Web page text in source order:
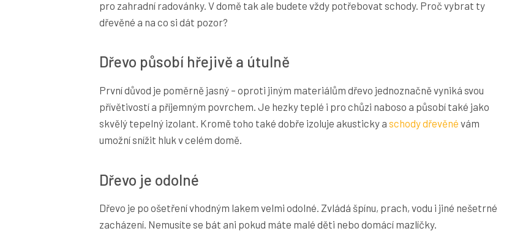
pro zahradní radovánky. V domě tak ale budete vždy potřebovat schody. Proč vybrat ty
dřevěné a na co si dát pozor?
Dřevo působí hřejivě a útulně
První důvod je poměrně jasný – oproti jiným materiálům dřevo jednoznačně vyniká svou
přívětivostí a příjemným povrchem. Je hezky teplé i pro chůzi naboso a působí také jako
skvělý tepelný izolant. Kromě toho také dobře izoluje akusticky a schody dřevěné vám
umožní snížit hluk v celém domě.
Dřevo je odolné
Dřevo je po ošetření vhodným lakem velmi odolné. Zvládá špínu, prach, vodu i jiné nešetrné
zacházení. Nemusíte se bát ani pokud máte malé děti nebo domácí mazlíčky.